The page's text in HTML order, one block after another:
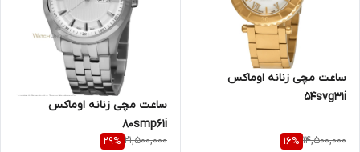
ساعت مچی زنانه اوماکس
54svg31i
14,500,000
16%
ساعت مچی زنانه اوماکس
80smp61i
21,500,000
29%